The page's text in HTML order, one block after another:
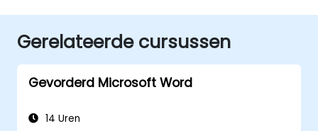
Gerelateerde cursussen
Gevorderd Microsoft Word
14 Uren